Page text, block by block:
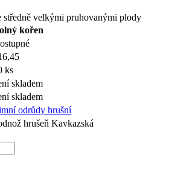
středně velkými pruhovanými plody
kořen
ks
skladem
skladem
odrůdy hrušní
hrušeň Kavkazská